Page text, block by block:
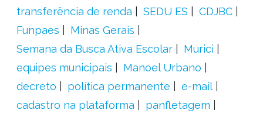
transferência de renda
SEDU ES
CDJBC
Funpaes
Minas Gerais
Semana da Busca Ativa Escolar
Murici
equipes municipais
Manoel Urbano
decreto
política permanente
e-mail
cadastro na plataforma
panfletagem